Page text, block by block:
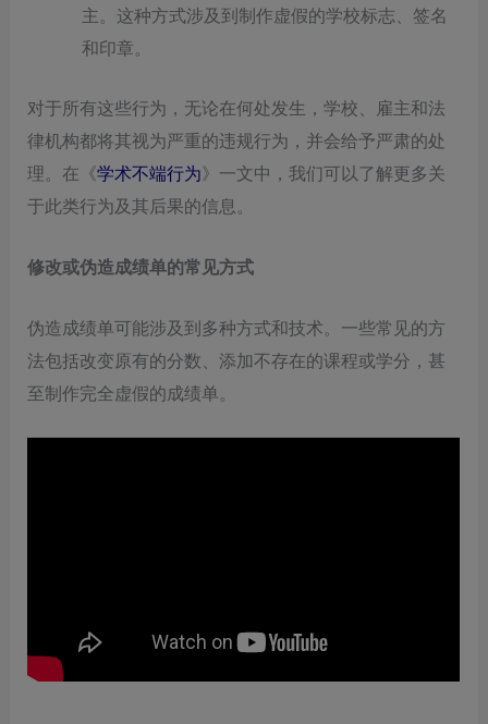
主。这种方式涉及到制作虚假的学校标志、签名
和印章。
对于所有这些行为，无论在何处发生，学校、雇主和法
律机构都将其视为严重的违规行为，并会给予严肃的处
理。在《学术不端行为》一文中，我们可以了解更多关
于此类行为及其后果的信息。
修改或伪造成绩单的常见方式
伪造成绩单可能涉及到多种方式和技术。一些常见的方
法包括改变原有的分数、添加不存在的课程或学分，甚
至制作完全虚假的成绩单。